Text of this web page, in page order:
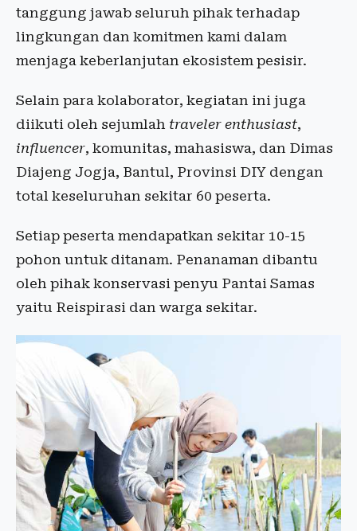
tanggung jawab seluruh pihak terhadap
lingkungan dan komitmen kami dalam
menjaga keberlanjutan ekosistem pesisir.
Selain para kolaborator, kegiatan ini juga
diikuti oleh sejumlah traveler enthusiast,
influencer, komunitas, mahasiswa, dan Dimas
Diajeng Jogja, Bantul, Provinsi DIY dengan
total keseluruhan sekitar 60 peserta.
Setiap peserta mendapatkan sekitar 10-15
pohon untuk ditanam. Penanaman dibantu
oleh pihak konservasi penyu Pantai Samas
yaitu Reispirasi dan warga sekitar.